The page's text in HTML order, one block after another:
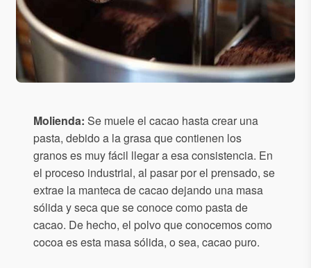
Molienda: Se muele el cacao hasta crear una
pasta, debido a la grasa que contienen los
granos es muy fácil llegar a esa consistencia. En
el proceso industrial, al pasar por el prensado, se
extrae la manteca de cacao dejando una masa
sólida y seca que se conoce como pasta de
cacao. De hecho, el polvo que conocemos como
cocoa es esta masa sólida, o sea, cacao puro.